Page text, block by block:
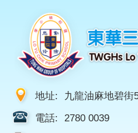
地址: 九龍油麻地碧街
電話: 2780 0039